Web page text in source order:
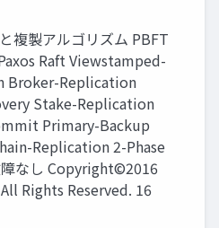
複製アルゴリズム PBFT
Raft Viewstamped-
Broker-Replication
Stake-Replication
Primary-Backup
Replication 2-Phase
なし Copyright©2016
Rights Reserved. 16